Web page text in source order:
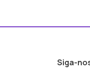
Siga-